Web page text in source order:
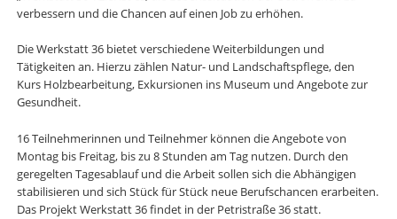
verbessern und die Chancen auf einen Job zu erhöhen.
Die Werkstatt 36 bietet verschiedene Weiterbildungen und
Tätigkeiten an. Hierzu zählen Natur- und Landschaftspflege, den
Kurs Holzbearbeitung, Exkursionen ins Museum und Angebote zur
Gesundheit.
16 Teilnehmerinnen und Teilnehmer können die Angebote von
Montag bis Freitag, bis zu 8 Stunden am Tag nutzen. Durch den
geregelten Tagesablauf und die Arbeit sollen sich die Abhängigen
stabilisieren und sich Stück für Stück neue Berufschancen erarbeiten.
Das Projekt Werkstatt 36 findet in der Petristraße 36 statt.